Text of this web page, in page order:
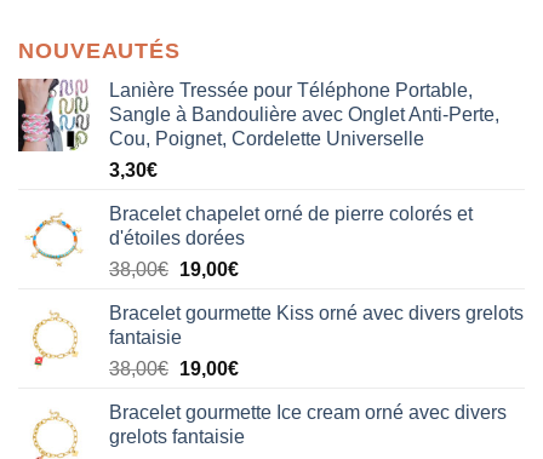
NOUVEAUTÉS
Lanière Tressée pour Téléphone Portable,
Sangle à Bandoulière avec Onglet Anti-Perte,
Cou, Poignet, Cordelette Universelle
3,30€
Bracelet chapelet orné de pierre colorés et
d'étoiles dorées
38,00€ Le
initial
était :
38,00€.
19,00€Le
actuel
19,00€.
Bracelet gourmette Kiss orné avec divers grelots
fantaisie
38,00€ Le
initial
était :
19,00€Le
actuel
est :
Bracelet gourmette Ice cream orné avec divers
grelots fantaisie